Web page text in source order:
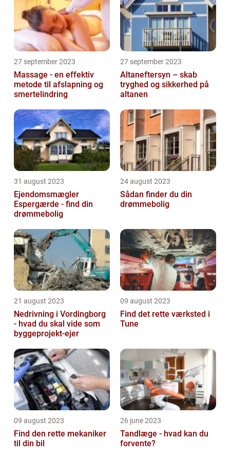
27 september 2023
Massage - en effektiv
metode til afslapning og
smertelindring
27 september 2023
Altaneftersyn – skab
tryghed og sikkerhed på
altanen
31 august 2023
Ejendomsmægler
Espergærde - find din
drømmebolig
24 august 2023
Sådan finder du din
drømmebolig
21 august 2023
Nedrivning i Vordingborg
- hvad du skal vide som
byggeprojekt-ejer
09 august 2023
Find det rette værksted i
Tune
09 august 2023
Find den rette mekaniker
til din bil
26 june 2023
Tandlæge - hvad kan du
forvente?